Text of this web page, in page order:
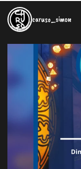
caruso_simon